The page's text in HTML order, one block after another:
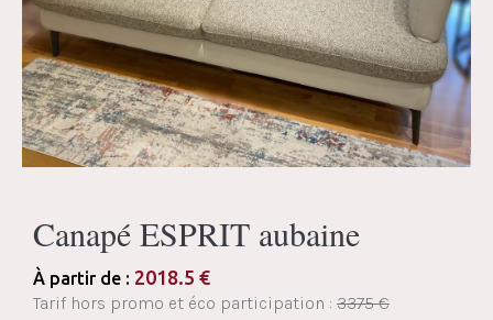
Canapé ESPRIT aubaine
À partir de : 2018.5 €
Tarif hors promo et éco participation : 3375 €